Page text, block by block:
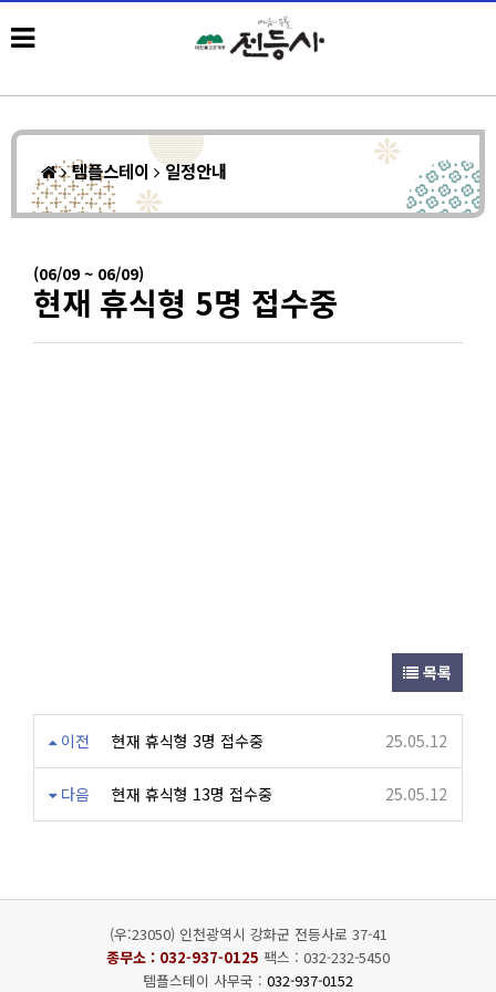
템플스테이 일정안내
(06/09 ~ 06/09)
현재 휴식형 5명 접수중
목록
이전 현재 휴식형 3명 접수중 25.05.12
다음 현재 휴식형 13명 접수중 25.05.12
(우:23050) 인천광역시 강화군 전등사로 37-41
종무소 : 032-937-0125 팩스 : 032-232-5450
템플스테이 사무국 : 032-937-0152